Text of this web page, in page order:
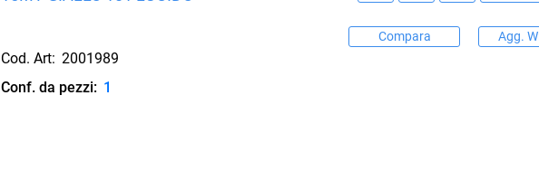
Cod. Art: 2001989
Conf. da pezzi: 1
Compara Agg.